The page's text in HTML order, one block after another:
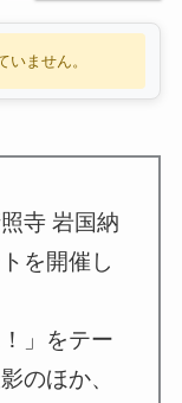
ません。
寺 岩国納
を開催し
」をテー
のほか、